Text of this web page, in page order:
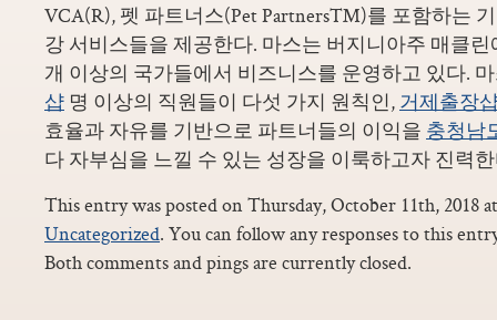
VCA(R), 펫 파트너스(Pet Partners™)를 포함하는
강 서비스들을 제공한다. 마스는 버지니아주 매클린
개 이상의 국가들에서 비즈니스를 운영하고 있다.
샵 명 이상의 직원들이 다섯 가지 원칙인, 거제출장
효율과 자유를 기반으로 파트너들의 이익을 충청남
다 자부심을 느낄 수 있는 성장을 이룩하고자 진력
This entry was posted on Thursday, October 11th, 2018
Uncategorized. You can follow any responses to this
Both comments and pings are currently closed.